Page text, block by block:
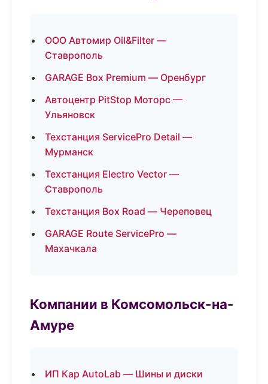
ООО Автомир Oil&Filter —
Ставрополь
GARAGE Box Premium — Оренбург
Автоцентр PitStop Моторс —
Ульяновск
Техстанция ServicePro Detail —
Мурманск
Техстанция Electro Vector —
Ставрополь
Техстанция Box Road — Череповец
GARAGE Route ServicePro —
Махачкала
Компании в Комсомольск-на-
Амуре
ИП Кар AutoLab — Шины и диски